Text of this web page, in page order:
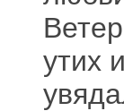
утих